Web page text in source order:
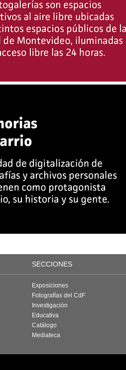
SECCIONES
Exposiciones
Fotografías del CdF
Investigación
Educativa
Catálogo
Mediateca